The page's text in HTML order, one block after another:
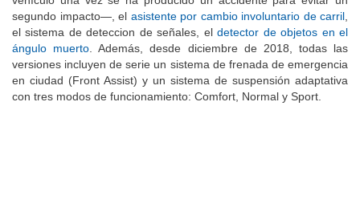
segundo impacto—, el asistente por cambio involuntario de carril
el sistema de deteccion de señales, eldetector de objetos en el
ángulo muerto . Además, desde diciembre de 2018, todas las
versiones incluyen de serie un sistema de frenada de emergencia
en ciudad (Front Assist) y un sistema de suspensión adaptativa
con tres modos de funcionamiento: Comfort, Normal y Sport.